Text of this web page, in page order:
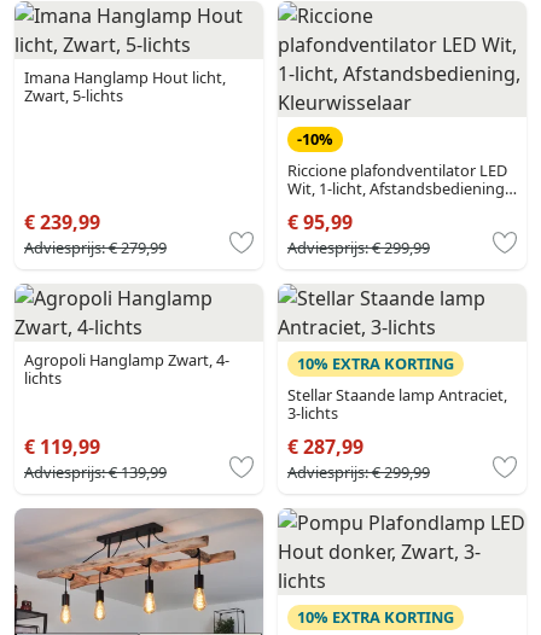
Imana Hanglamp Hout licht,
Zwart, 5-lichts
€ 239,99
Adviesprijs:€ 279,99
-10%
Riccione plafondventilator LED
Wit, 1-licht, Afstandsbediening,
€ 95,99
Adviesprijs:€ 299,99
Agropoli Hanglamp Zwart, 4-
lichts
€ 119,99
Adviesprijs:€ 139,99
10% EXTRA KORTING
Stellar Staande lamp Antraciet,
3-lichts
€ 287,99
Adviesprijs:€ 299,99
10% EXTRA KORTING